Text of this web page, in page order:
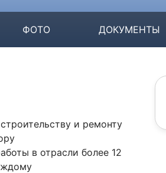
ФОТО ДОКУМЕНТЫ
и ремонту
в отрасли более 12